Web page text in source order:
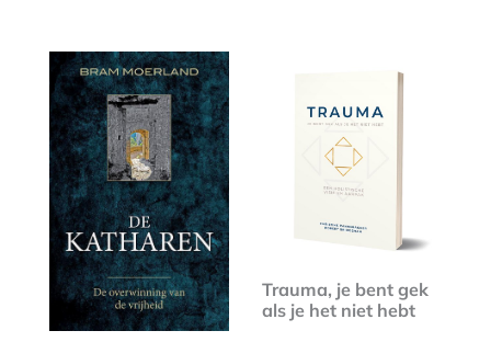
Trauma, je bent gek
als je het niet hebt